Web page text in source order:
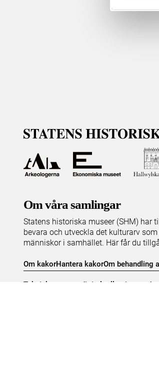
Om våra samlingar
Statens historiska museer (SHM) har
bevara och utveckla det kulturarv
människor i samhället. Här får du
Om kakorHantera kakorOm behandling
Teknisk support: